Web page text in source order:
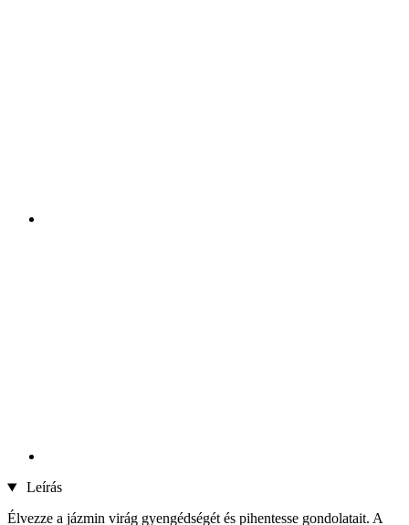
Leírás
Élvezze a jázmin virág gyengédségét és pihentesse gondolatait. A